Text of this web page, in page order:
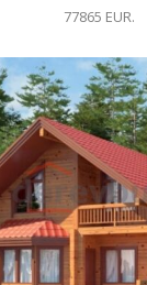
77865 EUR.